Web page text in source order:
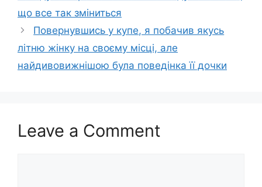
що все так зміниться
Повернувшись у купе, я побачив якусь
літню жінку на своєму місці, але
найдивовижнішою була поведінка її дочки
Leave a Comment